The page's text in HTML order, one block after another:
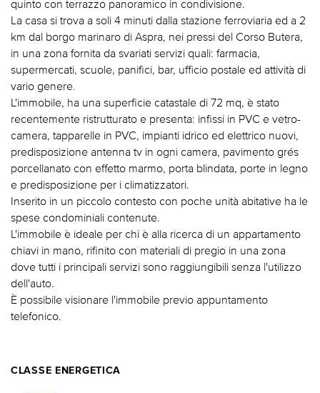
quinto con terrazzo panoramico in condivisione.
La casa si trova a soli 4 minuti dalla stazione ferroviaria ed a 2
km dal borgo marinaro di Aspra, nei pressi del Corso Butera,
in una zona fornita da svariati servizi quali: farmacia,
supermercati, scuole, panifici, bar, ufficio postale ed attività di
vario genere.
L'immobile, ha una superficie catastale di 72 mq, è stato
recentemente ristrutturato e presenta: infissi in PVC e vetro-
camera, tapparelle in PVC, impianti idrico ed elettrico nuovi,
predisposizione antenna tv in ogni camera, pavimento grés
porcellanato con effetto marmo, porta blindata, porte in legno
e predisposizione per i climatizzatori.
Inserito in un piccolo contesto con poche unità abitative ha le
spese condominiali contenute.
L'immobile è ideale per chi è alla ricerca di un appartamento
chiavi in mano, rifinito con materiali di pregio in una zona
dove tutti i principali servizi sono raggiungibili senza l'utilizzo
dell'auto.
È possibile visionare l'immobile previo appuntamento
telefonico.
CLASSE ENERGETICA